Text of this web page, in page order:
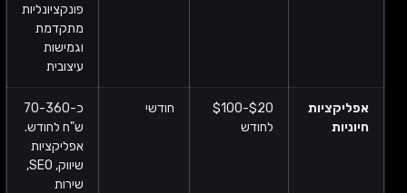
פונקציונליות
מתקדמת
וגמישות
עיצובית
אפליקציות
חיוניות
$20-$100
לחודש
חודשי
כ-70-360
ש"ח לחודש.
אפליקציות
שיווק, SEO,
שירות